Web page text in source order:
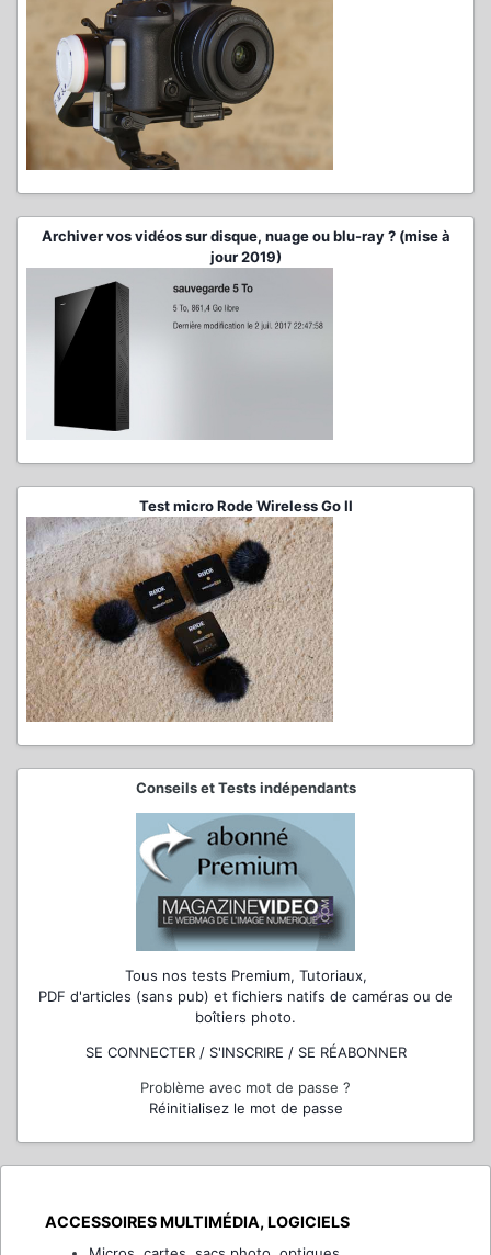
Archiver vos vidéos sur disque, nuage ou blu-ray ? (mise à
jour 2019)
Test micro Rode Wireless Go II
Conseils et Tests indépendants
Tous nos tests Premium, Tutoriaux,
PDF d'articles (sans pub) et fichiers natifs de caméras ou de
boîtiers photo.
SE CONNECTER / S'INSCRIRE / SE RÉABONNER
Problème avec mot de passe ?
Réinitialisez le mot de passe
ACCESSOIRES MULTIMÉDIA, LOGICIELS